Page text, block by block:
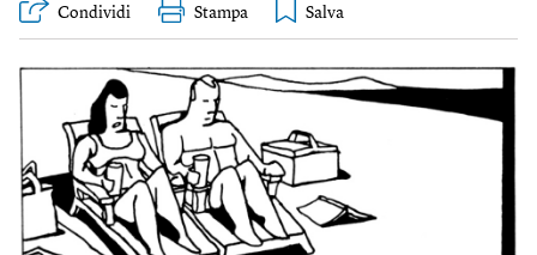
Condividi Stampa